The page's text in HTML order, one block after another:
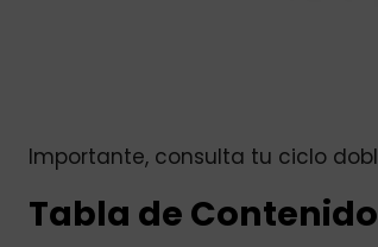
Importante, consulta tu ciclo
Tabla de Contenido